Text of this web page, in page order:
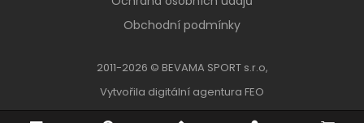
2011-2026 © BEVAMA SPORT s.r.o,
Obchodní podmínky
Vytvořila digitální agentura FEO